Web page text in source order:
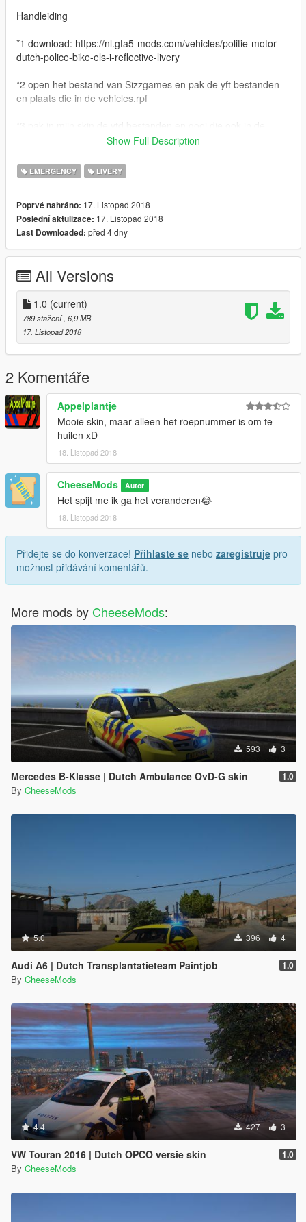
Handleiding
*1 download: https://nl.gta5-mods.com/vehicles/politie-motor-
dutch-police-bike-els-i-reflective-livery
*2 open het bestand van Sizzgames en pak de yft bestanden
en plaats die in de vehicles.rpf
*4 in het andere mapje van stap 2 doe je de ELS files (XML
files) in het mapje ELS/pack_default !! IN JE STANDAARD GTA
Credits
Model: BMW R 1200RT Purchased by beautiful bastards at
Converted by: Thehurk
Plates: SizzGamesMods - Iddo
Skin: CheeseMods
Textures: SizzGamesMods - Iddo & Thehurk
Materials: SizzGamesMods - Iddo & Thehurk
Collisions: Thehurk
Police extra things: SizzGamesMods - Iddo
Screenshots: Cheesemods
Show Full Description
EMERGENCY LIVERY
Poprvé nahráno: 17. Listopad 2018
Poslední aktulizace: 17. Listopad 2018
Last Downloaded: před 4 dny
All Versions
1.0 (current)
789 stažení , 6,9 MB
17. Listopad 2018
2 Komentáře
Appelplantje
Mooie skin, maar alleen het roepnummer is om te
huilen xD
18. Listopad 2018
CheeseMods Autor
Het spijt me ik ga het veranderen😂
18. Listopad 2018
Přidejte se do konverzace! Přihlaste se nebo zaregistruje pro
možnost přidávání komentářů.
More mods by CheeseMods:
593 3
Mercedes B-Klasse | Dutch Ambulance OvD-G skin 1.0
By CheeseMods
5.0 396 4
Audi A6 | Dutch Transplantatieteam Paintjob 1.0
By CheeseMods
4.4 427 3
VW Touran 2016 | Dutch OPCO versie skin 1.0
By CheeseMods